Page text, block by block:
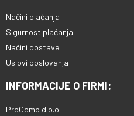
Načini plaćanja
Sigurnost plaćanja
Načini dostave
Uslovi poslovanja
INFORMACIJE O FIRMI:
ProComp d.o.o.